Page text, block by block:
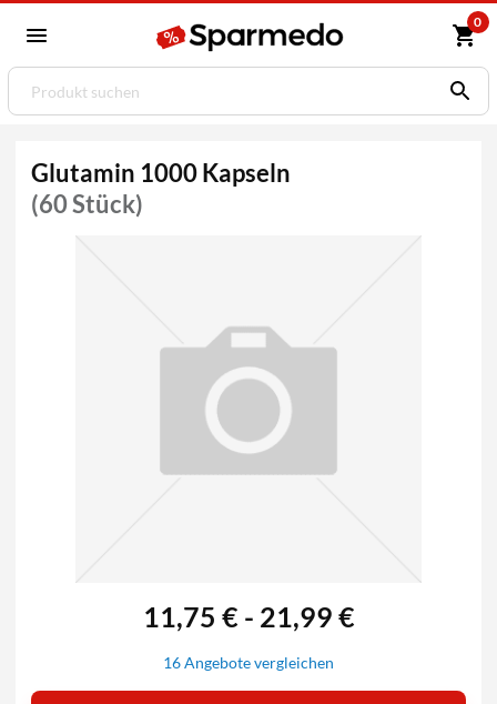
0
Glutamin 1000 Kapseln
(60 Stück)
11,75 € - 21,99 €
16 Angebote vergleichen